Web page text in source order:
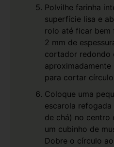
Polvilhe farinha
superfície lisa e
rolo até ficar
2 mm de
cortador redondo
para cortar
Coloque uma
escarola
de chá) no centro
um cubinho de
Dobre o círculo